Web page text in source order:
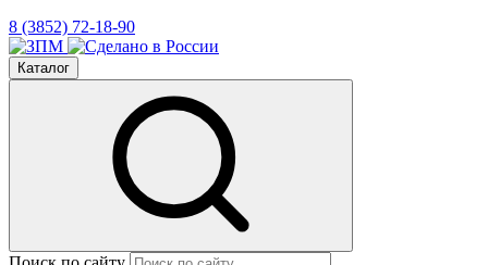
8 (3852) 72-18-90
Каталог